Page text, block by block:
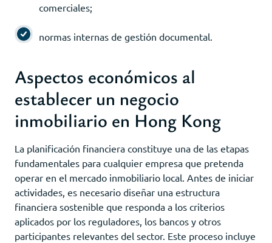
comerciales;
normas internas de gestión documental.
Aspectos económicos al
establecer un negocio
inmobiliario en Hong Kong
La planificación financiera constituye una de las etapas
fundamentales para cualquier empresa que pretenda
operar en el mercado inmobiliario local. Antes de iniciar
actividades, es necesario diseñar una estructura
financiera sostenible que responda a los criterios
aplicados por los reguladores, los bancos y otros
participantes relevantes del sector. Este proceso incluye